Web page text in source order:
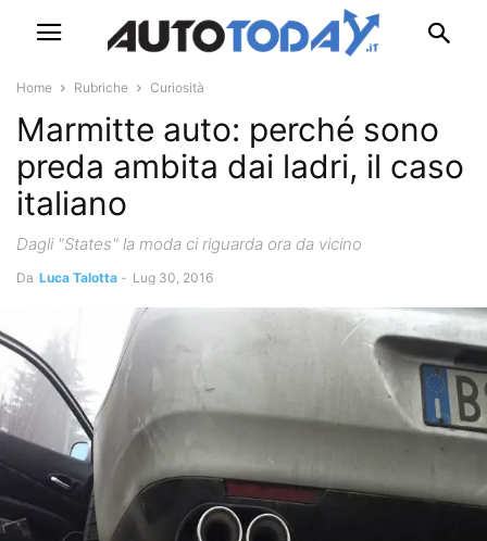
Home Rubriche Curiosità
Marmitte auto: perché sono
preda ambita dai ladri, il caso
italiano
Dagli "States" la moda ci riguarda ora da vicino
Da Luca Talotta - Lug 30, 2016